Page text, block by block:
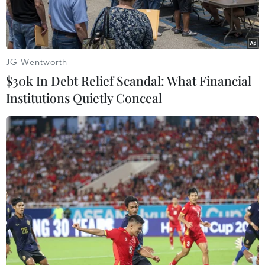
Đại sứ Na Uy tại Việt Nam Grete Løchen. (Nguồn: Đại sứ quán
Na Uy tại Hà Nội)
"Đại dịch cũng thách thức biết bao kế hoạch của
Việt Nam trên cương vị Chủ tịch ASEAN. Tuy
nhiên, từ những gì tôi nhìn thấy, Việt Nam đã
“biến nguy thành cơ."
JG Wentworth
$30k In Debt Relief Scandal: What Financial
Institutions Quietly Conceal